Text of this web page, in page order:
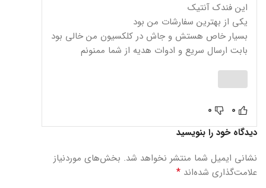
این فندک آنتیک
یکی از بهترین سفارشات من بود
بسیار خاص هستش و جاش در کلکسیون من خالی بود
بابت ارسال سریع و ادوات هدیه از شما ممنونم
0
0
دیدگاه خود را بنویسید
نشانی ایمیل شما منتشر نخواهد شد. بخش‌های موردنیاز
علامت‌گذاری شده‌اند *